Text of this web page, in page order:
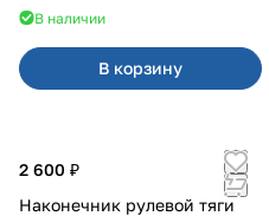
В наличии
В корзину
2 600 ₽
Наконечник рулевой тяги